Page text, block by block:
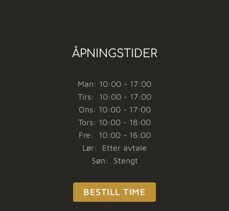
ÅPNINGSTIDER
Man: 10:00 - 17:00
Tirs: 10:00 - 17:00
Ons: 10:00 - 17:00
Tors: 10:00 - 18:00
Fre: 10:00 - 16:00
Lør: Etter avtale
Søn: Stengt
BESTILL TIME